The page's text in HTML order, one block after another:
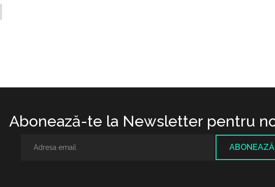
Abonează-te la Newsletter pentru